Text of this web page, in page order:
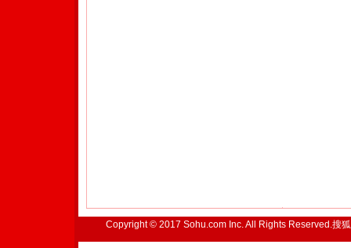
Copyright © 2017 Sohu.com Inc. All Rights Reserved.搜